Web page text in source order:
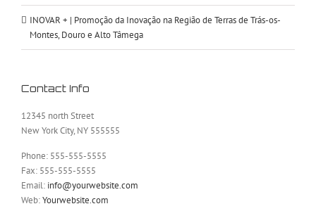
INOVAR + | Promoção da Inovação na Região de Terras de Trás-os-
Montes, Douro e Alto Tâmega
Contact Info
12345 north Street
New York City, NY 555555
Phone: 555-555-5555
Fax: 555-555-5555
Email: info@yourwebsite.com
Web:Yourwebsite.com